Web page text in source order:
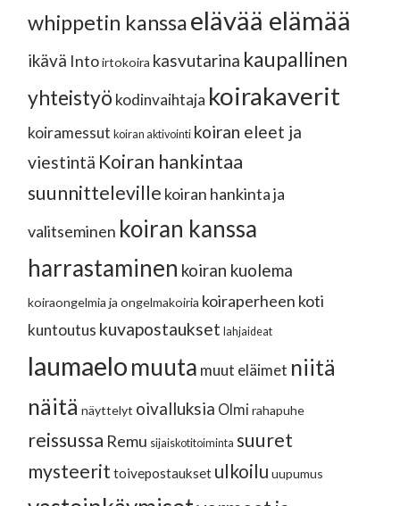
whippetin kanssaelävää elämää
ikävä Intoirtokoira kasvutarina kaupallinen
yhteistyö kodinvaihtaja koirakaverit
koiramessut koiran aktivointi koiran eleet ja
viestintä Koiran hankintaa
suunnitteleville koiran hankinta ja
valitseminen koiran kanssa
harrastaminen koiran kuolema
koiraongelmia ja ongelmakoiria koiraperheen koti
kuntoutus kuvapostaukset lahjaideat
laumaelomuuta muut eläimet niitä
näitä näyttelyt oivalluksia Olmi rahapuhe
reissussa Remu sijaiskotitoiminta suuret
mysteerit toivepostaukset ulkoilu uupumus